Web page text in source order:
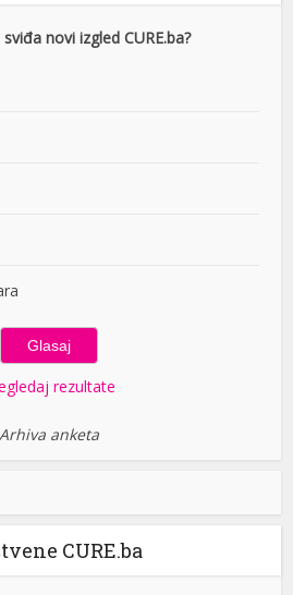
novi izgled CURE.ba?
rezultate
Arhiva anketa
CURE.ba